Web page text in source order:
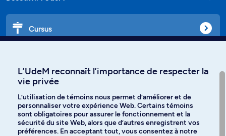
Cursus
Langues
L’UdeM reconnaît l’importance de respecter la
vie privée
L’utilisation de témoins nous permet d’améliorer et de
personnaliser votre expérience Web. Certains témoins
sont obligatoires pour assurer le fonctionnement et la
sécurité du site Web, alors que d’autres enregistrent vos
préférences. En acceptant tout, vous consentez à notre